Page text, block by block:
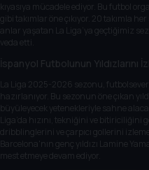
kıyasıya mücadele ediyor. Bu futbol
gibi takımlar öne çıkıyor. 20 takımla
anlar yaşatan La Liga’ya geçtiğimiz
veda etti.
İspanyol Futbolunun Yıldızlarını
La Liga 2025-2026 sezonu,
hazırlanıyor. Bu sezonun öne çıkan
büyüleyecek yetenekleriyle sahne
Liga’da hızını, tekniğini ve
dribblinglerini ve çarpıcı gollerini
Barcelona'nın genç yıldızı Lamine
mest etmeye devam ediyor.